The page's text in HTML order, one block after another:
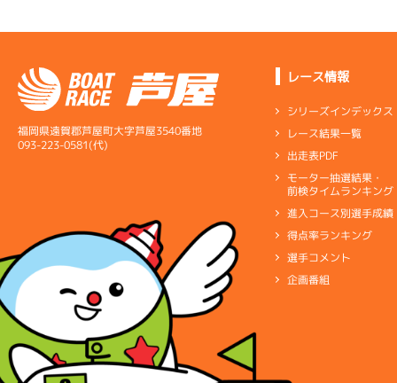
福岡県遠賀郡芦屋町大字芦屋3540番地
093-223-0581(代)
レース情報
シリーズインデックス
レース結果一覧
出走表PDF
モーター抽選結果・
前検タイムランキング
進入コース別選手成績
得点率ランキング
選手コメント
企画番組